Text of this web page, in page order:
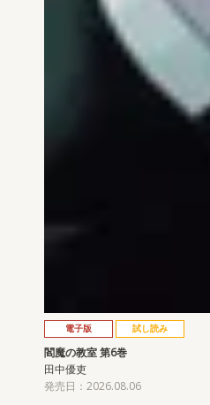
電子版 試し読み
閻魔の教室 第6巻
田中優吏
発売日：2026.08.06